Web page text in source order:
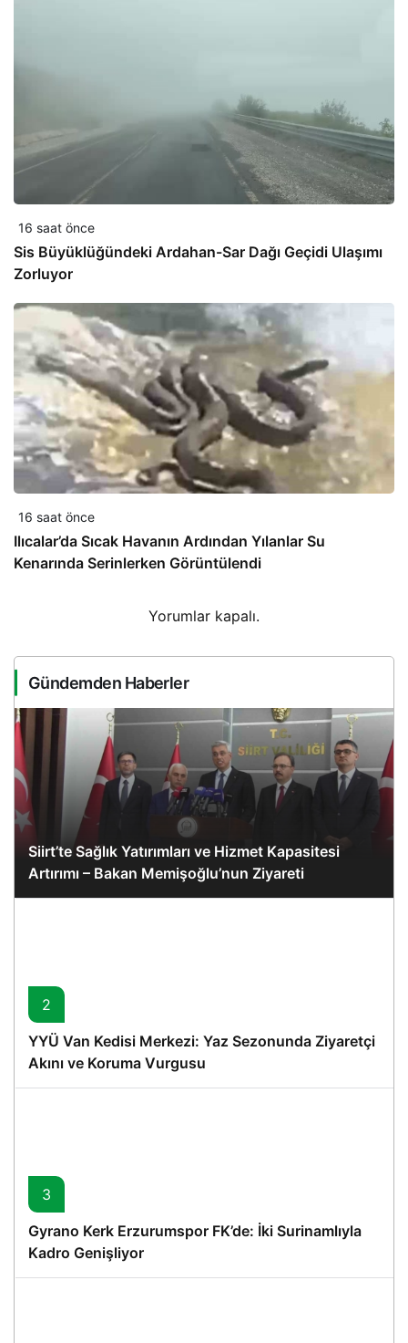
16 saat önce
Sis Büyüklüğündeki Ardahan-Sar Dağı Geçidi Ulaşımı
Zorluyor
16 saat önce
Ilıcalar’da Sıcak Havanın Ardından Yılanlar Su
Kenarında Serinlerken Görüntülendi
Yorumlar kapalı.
Gündemden Haberler
Siirt’te Sağlık Yatırımları ve Hizmet Kapasitesi
Artırımı – Bakan Memişoğlu’nun Ziyareti
2
YYÜ Van Kedisi Merkezi: Yaz Sezonunda Ziyaretçi
Akını ve Koruma Vurgusu
3
Gyrano Kerk Erzurumspor FK’de: İki Surinamlıyla
Kadro Genişliyor